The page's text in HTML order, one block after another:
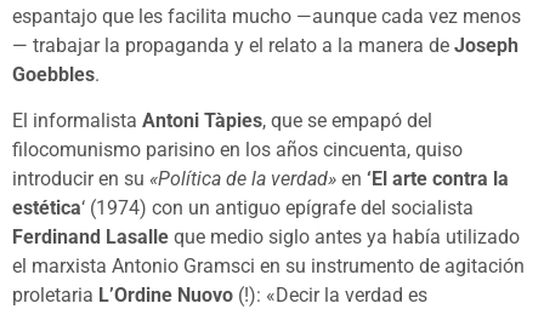
espantajo que les facilita mucho —aunque cada vez menos
— trabajar la propaganda y el relato a la manera de Joseph
Goebbles.
El informalista Antoni Tàpies, que se empapó del
filocomunismo parisino en los años cincuenta, quiso
introducir en su «Política de la verdad» en ‘El arte contra la
estética‘ (1974) con un antiguo epígrafe del socialista
Ferdinand Lasalle que medio siglo antes ya había utilizado
el marxista Antonio Gramsci en su instrumento de agitación
proletaria L’Ordine Nuovo (!): «Decir la verdad es